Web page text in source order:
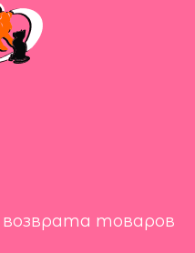
товаров